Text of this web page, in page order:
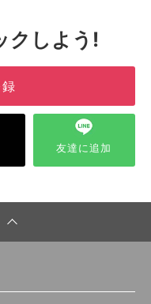
クしよう!
友達に追加